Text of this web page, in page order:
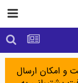
و امکان ارسال